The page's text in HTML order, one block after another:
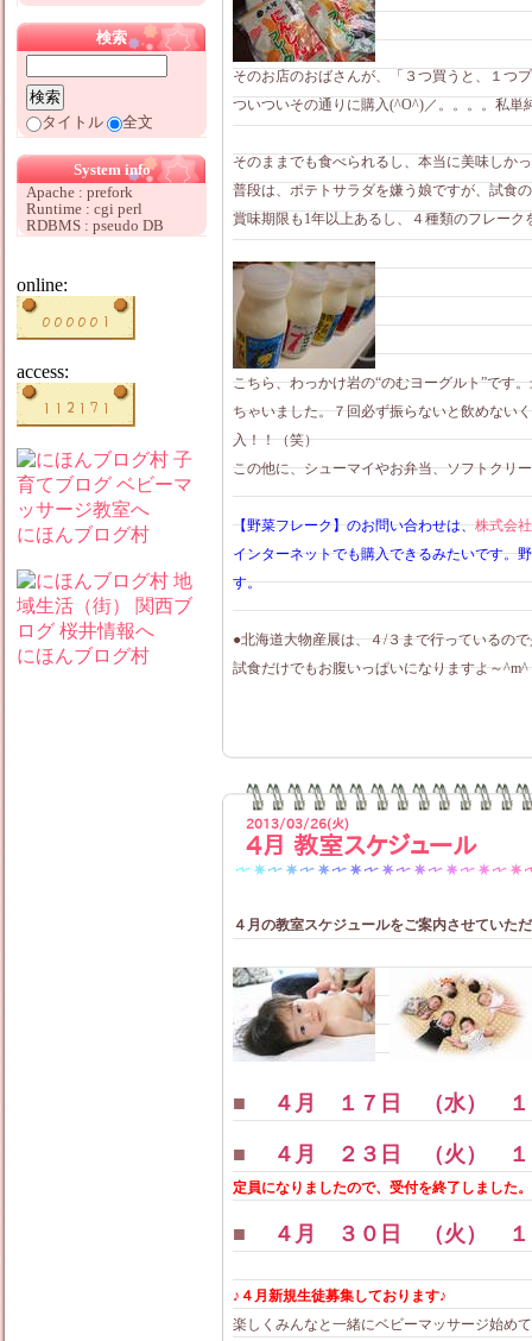
そのお店のおばさんが、「３つ買うと、１つ
ついついその通りに購入(^O^)／。。。。私単
そのままでも食べられるし、本当に美味しか
普段は、ポテトサラダを嫌う娘ですが、試食
賞味期限も1年以上あるし、４種類のフレー
こちら、わっかけ岩の“のむヨーグルト”です
ちゃいました。７回必ず振らないと飲めない
入！！（笑）
この他に、シューマイやお弁当、ソフトクリ
【野菜フレーク】のお問い合わせは、株式会
インターネットでも購入できるみたいです。
す。
●北海道大物産展は、４/３まで行っているの
試食だけでもお腹いっぱいになりますよ～^m^
2013/03/26(火)
4月 教室スケジュール
４月の教室スケジュールをご案内させていた
■ ４月 １７日 （水） １
■ ４月 ２３日 （火） １
定員になりましたので、受付を終了しました。
■ ４月 ３０日 （火） １
♪４月新規生徒募集しております♪
楽しくみんなと一緒にベビーマッサージ始め
検索
タイトル 全文
System info
Apache : prefork
Runtime : cgi perl
RDBMS : pseudo DB
online:
access:
にほんブログ村
にほんブログ村